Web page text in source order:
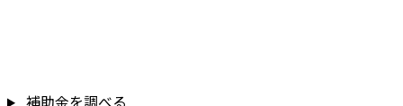
補助金を調べる